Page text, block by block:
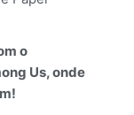
o
Us, onde